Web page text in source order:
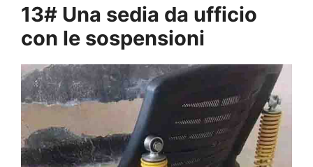
13# Una sedia da ufficio
con le sospensioni